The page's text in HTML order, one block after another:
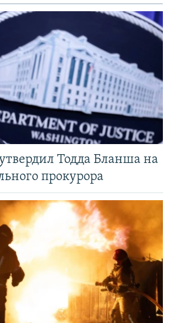
Тодда Бланша на
прокурора